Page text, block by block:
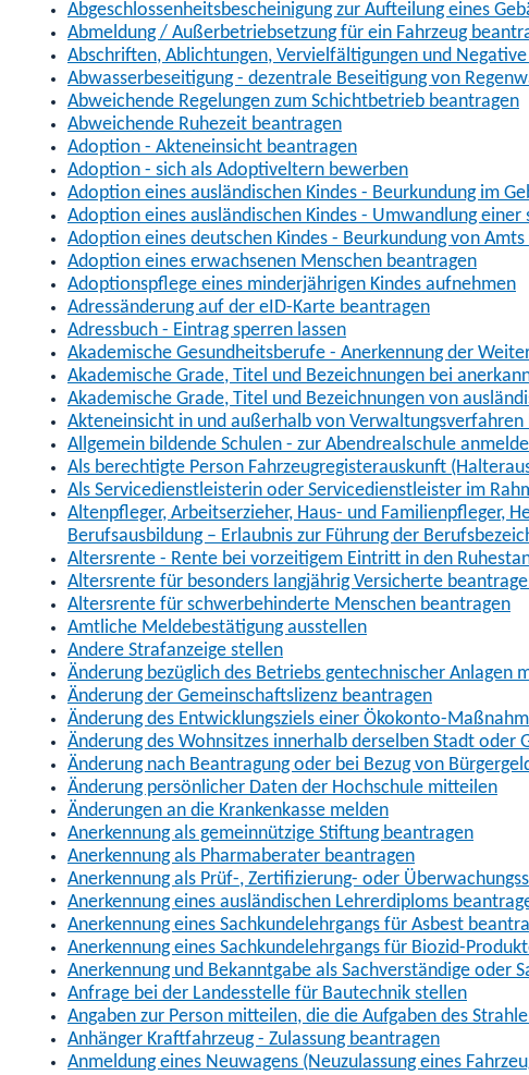
Abgeschlossenheitsbescheinigung zur Aufteilung eines
Abmeldung / Außerbetriebsetzung für ein Fahrzeug
Abschriften, Ablichtungen, Vervielfältigungen und
Abwasserbeseitigung - dezentrale Beseitigung von
Abweichende Regelungen zum Schichtbetrieb beantragen
Abweichende Ruhezeit beantragen
Adoption - Akteneinsicht beantragen
Adoption - sich als Adoptiveltern bewerben
Adoption eines ausländischen Kindes - Beurkundung im
Adoption eines ausländischen Kindes - Umwandlung
Adoption eines deutschen Kindes - Beurkundung von Amts
Adoption eines erwachsenen Menschen beantragen
Adoptionspflege eines minderjährigen Kindes aufnehmen
Adressänderung auf der eID-Karte beantragen
Adressbuch - Eintrag sperren lassen
Akademische Gesundheitsberufe - Anerkennung der
Akademische Grade, Titel und Bezeichnungen bei
Akademische Grade, Titel und Bezeichnungen von
Akteneinsicht in und außerhalb von Verwaltungsverfahren
Allgemein bildende Schulen - zur Abendrealschule
Als berechtigte Person Fahrzeugregisterauskunft
Als Servicedienstleisterin oder Servicedienstleister im
Altenpfleger, Arbeitserzieher, Haus- und Familienpfleger,
Berufsausbildung – Erlaubnis zur Führung der
Altersrente - Rente bei vorzeitigem Eintritt in den
Altersrente für besonders langjährig Versicherte
Altersrente für schwerbehinderte Menschen beantragen
Amtliche Meldebestätigung ausstellen
Andere Strafanzeige stellen
Änderung bezüglich des Betriebs gentechnischer Anlagen
Änderung der Gemeinschaftslizenz beantragen
Änderung des Entwicklungsziels einer Ökokonto-
Änderung des Wohnsitzes innerhalb derselben Stadt oder
Änderung nach Beantragung oder bei Bezug von
Änderung persönlicher Daten der Hochschule mitteilen
Änderungen an die Krankenkasse melden
Anerkennung als gemeinnützige Stiftung beantragen
Anerkennung als Pharmaberater beantragen
Anerkennung als Prüf-, Zertifizierung- oder
Anerkennung eines ausländischen Lehrerdiploms
Anerkennung eines Sachkundelehrgangs für Asbest
Anerkennung eines Sachkundelehrgangs für Biozid-
Anerkennung und Bekanntgabe als Sachverständige oder
Anfrage bei der Landesstelle für Bautechnik stellen
Angaben zur Person mitteilen, die die Aufgaben des
Anhänger Kraftfahrzeug - Zulassung beantragen
Anmeldung eines Neuwagens (Neuzulassung eines